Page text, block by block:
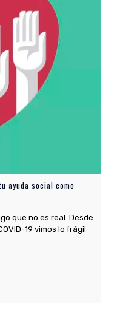
ayuda social como
que no es real. Desde
19 vimos lo frágil